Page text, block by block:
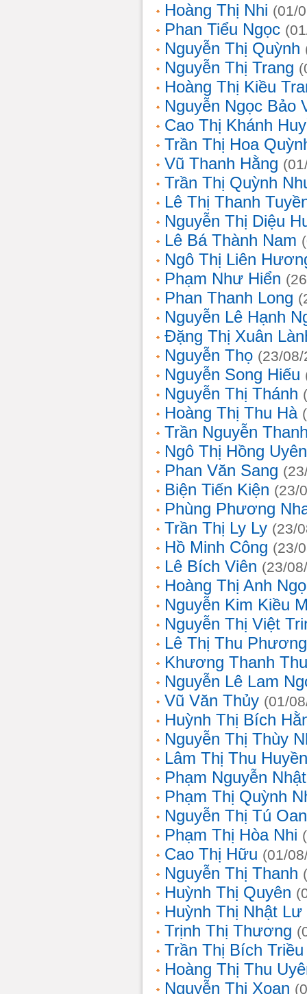
Hoàng Thị Nhi (01/
Phan Tiểu Ngọc
Nguyễn Thị Quỳnh
Nguyễn Thị Trang
Hoàng Thị Kiều
Nguyễn Ngọc Bảo
Cao Thị Khánh
Trần Thị Hoa
Vũ Thanh Hằng
Trần Thị Quỳnh
Lê Thị Thanh
Nguyễn Thị Diệu
Lê Bá Thành Nam
Ngô Thị Liên
Phạm Như Hiển
Phan Thanh Long
Nguyễn Lê Hạnh
Đặng Thị Xuân
Nguyễn Thọ (23/
Nguyễn Song Hiếu
Nguyễn Thị Thánh
Hoàng Thị Thu Hà
Trần Nguyễn
Ngô Thị Hồng Uyên
Phan Văn Sang
Biện Tiến Kiện (23/
Phùng Phương
Trần Thị Ly Ly (23/
Hồ Minh Công (23/
Lê Bích Viên (23/
Hoàng Thị Anh
Nguyễn Kim Kiều
Nguyễn Thị Việt
Lê Thị Thu Phương
Khương Thanh
Nguyễn Lê Lam
Vũ Văn Thủy (01/
Huỳnh Thị Bích
Nguyễn Thị Thùy
Lâm Thị Thu Huyền
Phạm Nguyễn
Phạm Thị Quỳnh
Nguyễn Thị Tú
Phạm Thị Hòa Nhi
Cao Thị Hữu (01/
Nguyễn Thị Thanh
Huỳnh Thị Quyên
Huỳnh Thị Nhật Lư
Trịnh Thị Thương
Trần Thị Bích Triều
Hoàng Thị Thu
Nguyễn Thị Xoan